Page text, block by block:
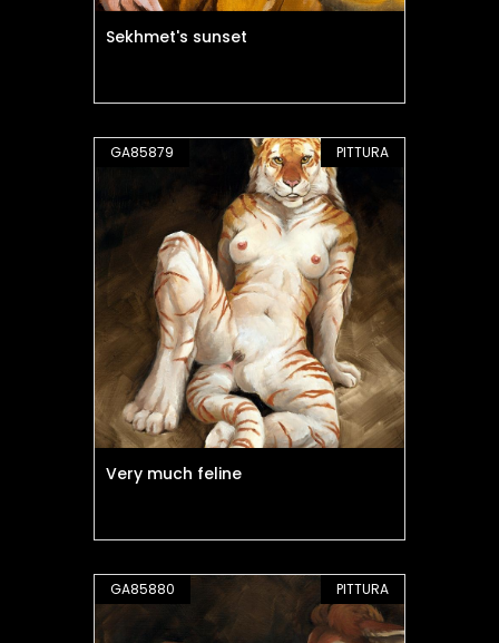
Sekhmet's sunset
GA85879 PITTURA
Very much feline
GA85880 PITTURA